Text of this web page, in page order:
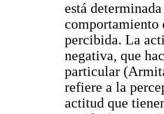
está
comportamiento
percibida. La
negativa, que
particular
refiere a la
actitud que